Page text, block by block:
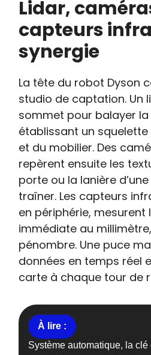
Lidar,
capteurs
synergie
La tête du robot Dyson
studio de captation. Un
sommet pour balayer la
établissant un
et du mobilier. Des
repèrent ensuite les
porte ou la lanière
traîner. Les capteurs
en périphérie, mesurent
immédiate au
pénombre. Une puce
données en temps réel
carte à chaque tour de
Système automatique, la clé